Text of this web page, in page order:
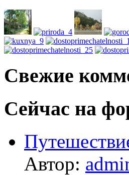
Свежие
Сейчас на
Автор: